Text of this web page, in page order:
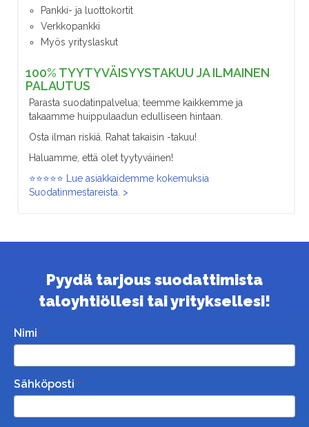
Pankki- ja luottokortit
Verkkopankki
Myös yrityslaskut
100% TYYTYVÄISYYSTAKUU JA ILMAINEN
PALAUTUS
Parasta suodatinpalvelua; teemme kaikkemme ja
takaamme huippulaadun edulliseen hintaan.
Osta ilman riskiä. Rahat takaisin -takuu!
Haluamme, että olet tyytyväinen!
⭐⭐⭐⭐⭐ Lue asiakkaidemme kokemuksia
Suodatinmestareista. >
Pyydä tarjous suodattimista
taloyhtiöllesi tai yrityksellesi!
Nimi
Sähköposti